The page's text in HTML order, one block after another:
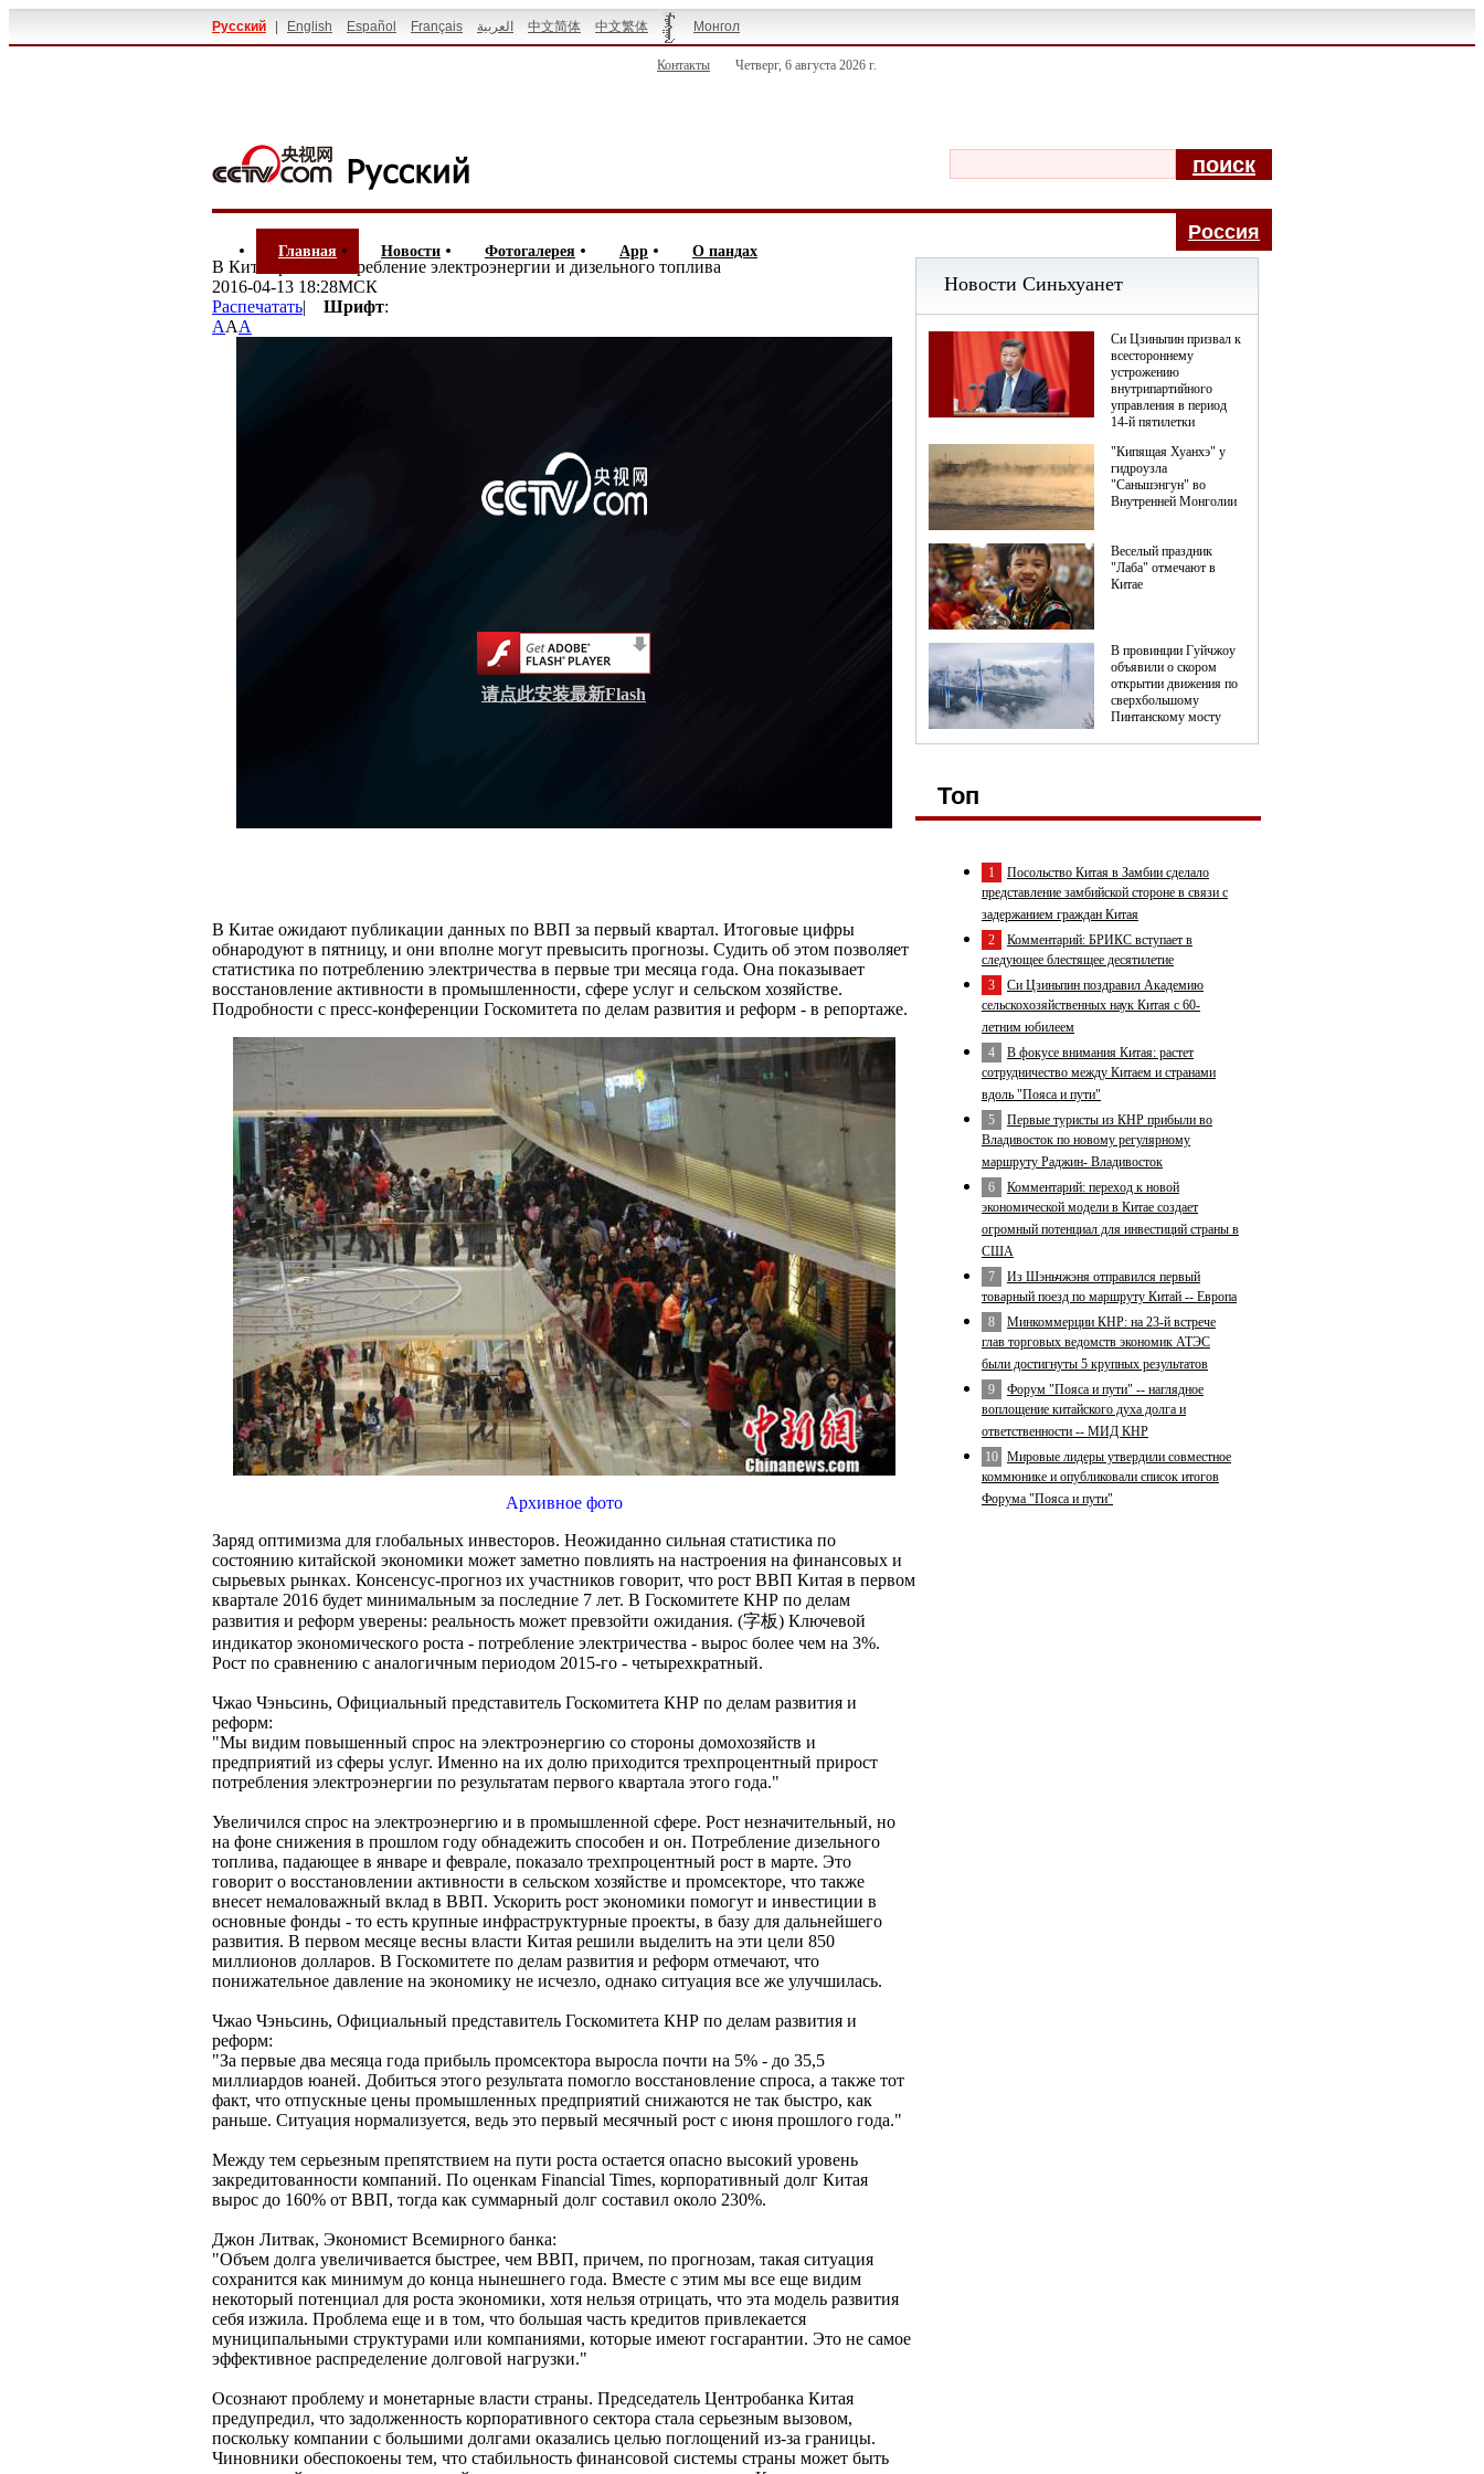
Русский English Español Français العربية 中文简体 中文繁体 Монгол
Контакты Четверг, 6 августа 2026 г.
поиск
Главная Новости Фотогалерея App О пандах
Pоccия
В Китае растет потребление электроэнергии и дизельного топлива
2016-04-13 18:28МСК
Распечатать| Шрифт:
AAA
请点此安装最新Flash
В Китае ожидают публикации данных по ВВП за первый квартал. Итоговые цифры
обнародуют в пятницу, и они вполне могут превысить прогнозы. Судить об этом позволяет
статистика по потреблению электричества в первые три месяца года. Она показывает
восстановление активности в промышленности, сфере услуг и сельском хозяйстве.
Подробности с пресс-конференции Госкомитета по делам развития и реформ - в репортаже.
Архивное фото
Заряд оптимизма для глобальных инвесторов. Неожиданно сильная статистика по
состоянию китайской экономики может заметно повлиять на настроения на финансовых и
сырьевых рынках. Консенсус-прогноз их участников говорит, что рост ВВП Китая в первом
квартале 2016 будет минимальным за последние 7 лет. В Госкомитете КНР по делам
развития и реформ уверены: реальность может превзойти ожидания. (字板) Ключевой
индикатор экономического роста - потребление электричества - вырос более чем на 3%.
Рост по сравнению с аналогичным периодом 2015-го - четырехкратный.
Чжао Чэньсинь, Официальный представитель Госкомитета КНР по делам развития и
реформ:
"Мы видим повышенный спрос на электроэнергию со стороны домохозяйств и
предприятий из сферы услуг. Именно на их долю приходится трехпроцентный прирост
потребления электроэнергии по результатам первого квартала этого года."
Увеличился спрос на электроэнергию и в промышленной сфере. Рост незначительный, но
на фоне снижения в прошлом году обнадежить способен и он. Потребление дизельного
топлива, падающее в январе и феврале, показало трехпроцентный рост в марте. Это
говорит о восстановлении активности в сельском хозяйстве и промсекторе, что также
внесет немаловажный вклад в ВВП. Ускорить рост экономики помогут и инвестиции в
основные фонды - то есть крупные инфраструктурные проекты, в базу для дальнейшего
развития. В первом месяце весны власти Китая решили выделить на эти цели 850
миллионов долларов. В Госкомитете по делам развития и реформ отмечают, что
понижательное давление на экономику не исчезло, однако ситуация все же улучшилась.
Чжао Чэньсинь, Официальный представитель Госкомитета КНР по делам развития и
реформ:
"За первые два месяца года прибыль промсектора выросла почти на 5% - до 35,5
миллиардов юаней. Добиться этого результата помогло восстановление спроса, а также тот
факт, что отпускные цены промышленных предприятий снижаются не так быстро, как
раньше. Ситуация нормализуется, ведь это первый месячный рост с июня прошлого года."
Между тем серьезным препятствием на пути роста остается опасно высокий уровень
закредитованности компаний. По оценкам Financial Times, корпоративный долг Китая
вырос до 160% от ВВП, тогда как суммарный долг составил около 230%.
Джон Литвак, Экономист Всемирного банка:
"Объем долга увеличивается быстрее, чем ВВП, причем, по прогнозам, такая ситуация
сохранится как минимум до конца нынешнего года. Вместе с этим мы все еще видим
некоторый потенциал для роста экономики, хотя нельзя отрицать, что эта модель развития
себя изжила. Проблема еще и в том, что большая часть кредитов привлекается
муниципальными структурами или компаниями, которые имеют госгарантии. Это не самое
эффективное распределение долговой нагрузки."
Осознают проблему и монетарные власти страны. Председатель Центробанка Китая
предупредил, что задолженность корпоративного сектора стала серьезным вызовом,
поскольку компании с большими долгами оказались целью поглощений из-за границы.
Чиновники обеспокоены тем, что стабильность финансовой системы страны может быть
Топ
1 Посольство Китая в Замбии сделало
представление замбийской стороне в связи с
задержанием граждан Китая
2 Комментарий: БРИКС вступает в
следующее блестящее десятилетие
3 Си Цзиньпин поздравил Академию
сельскохозяйственных наук Китая с 60-
летним юбилеем
4 В фокусе внимания Китая: растет
сотрудничество между Китаем и странами
вдоль "Пояса и пути"
5 Первые туристы из КНР прибыли во
Владивосток по новому регулярному
маршруту Раджин- Владивосток
6 Комментарий: переход к новой
экономической модели в Китае создает
огромный потенциал для инвестиций страны в
США
7 Из Шэньчжэня отправился первый
товарный поезд по маршруту Китай -- Европа
8 Минкоммерции КНР: на 23-й встрече
глав торговых ведомств экономик АТЭС
были достигнуты 5 крупных результатов
9 Форум "Пояса и пути" -- наглядное
воплощение китайского духа долга и
ответственности -- МИД КНР
10 Мировые лидеры утвердили совместное
коммюнике и опубликовали список итогов
Форума "Пояса и пути"